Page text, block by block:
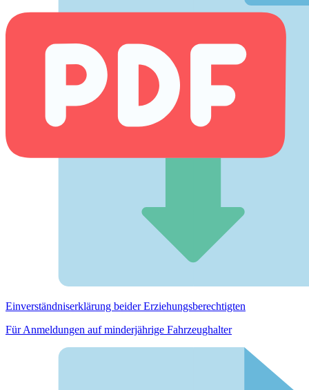
Einverständnis­erklärung beider Erziehungs­berechtigten
Für Anmeldungen auf minderjährige Fahrzeughalter